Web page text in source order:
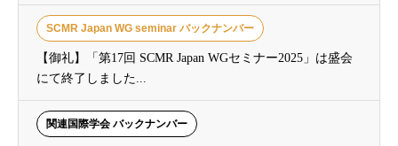
SCMR Japan WG seminar バックナンバー
【御礼】「第17回 SCMR Japan WGセミナー2025」は盛会
にて終了しました...
関連国際学会 バックナンバー